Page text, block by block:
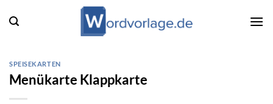
Inhalt
SPEISEKARTEN
Menükarte Klappkarte